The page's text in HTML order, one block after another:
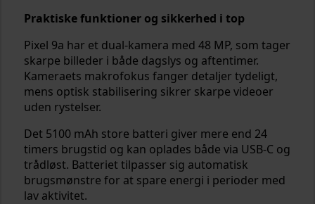
Praktiske funktioner og sikkerhed i top
Pixel 9a har et dual-kamera med 48 MP, som tager
skarpe billeder i både dagslys og aftentimer.
Kameraets makrofokus fanger detaljer tydeligt,
mens optisk stabilisering sikrer skarpe videoer
uden rystelser.
Det 5100 mAh store batteri giver mere end 24
timers brugstid og kan oplades både via USB-C og
trådløst. Batteriet tilpasser sig automatisk
brugsmønstre for at spare energi i perioder med
lav aktivitet.